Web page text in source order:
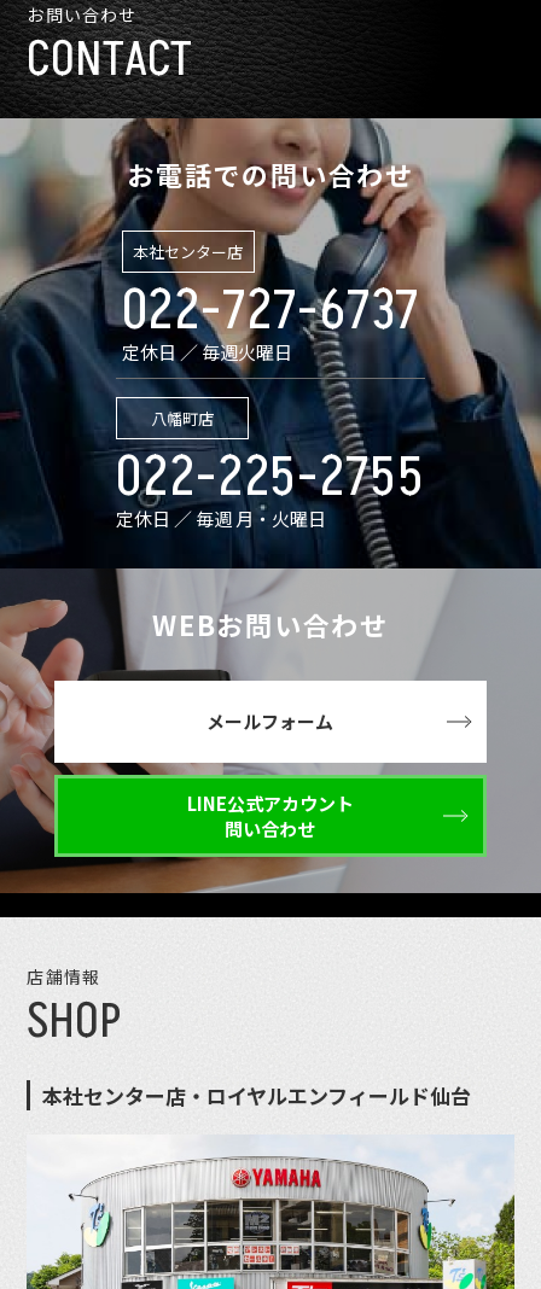
お問い合わせ
CONTACT
お電話での問い合わせ
本社センター店
022-727-6737
定休日 ／ 毎週火曜日
八幡町店
022-225-2755
定休日 ／ 毎週 月・火曜日
WEBお問い合わせ
メールフォーム
LINE公式アカウント
問い合わせ
店舗情報
SHOP
本社センター店・ロイヤルエンフィールド仙台